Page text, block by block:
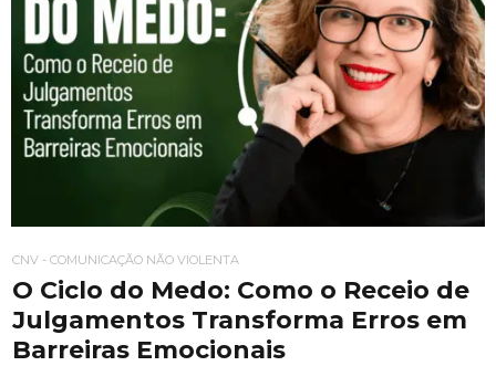
CNV - COMUNICAÇÃO NÃO VIOLENTA
O Ciclo do Medo: Como o Receio de
Julgamentos Transforma Erros em
Barreiras Emocionais